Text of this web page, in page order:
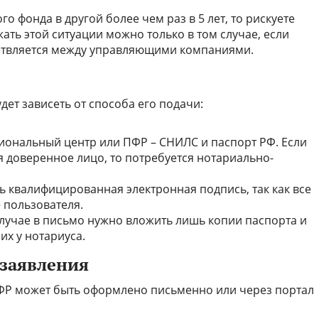
фонда в другой более чем раз в 5 лет, то рискуете
этой ситуации можно только в том случае, если
между управляющими компаниями.
зависеть от способа его подачи:
центр или ПФР – СНИЛС и паспорт РФ. Если
лицо, то потребуется нотариально-
электронная подпись, так как все
в письмо нужно вложить лишь копии паспорта и
у нотариуса.
может быть оформлено письменно или через портал